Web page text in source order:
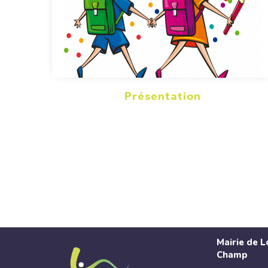
Présentation
Mairie de
Champ